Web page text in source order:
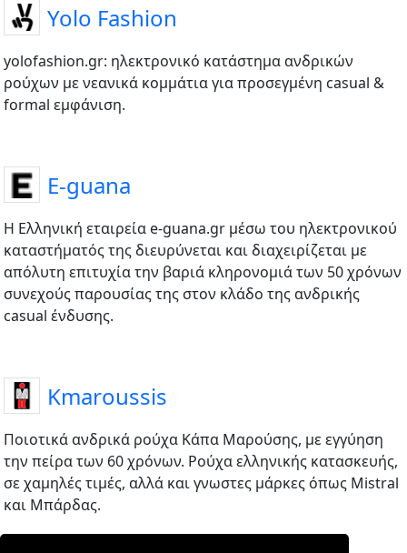
Yolo Fashion
yolofashion.gr: ηλεκτρονικό κατάστημα ανδρικών
ρούχων με νεανικά κομμάτια για προσεγμένη casual &
formal εμφάνιση.
E-guana
Η Ελληνική εταιρεία e-guana.gr μέσω του ηλεκτρονικού
καταστήματός της διευρύνεται και διαχειρίζεται με
απόλυτη επιτυχία την βαριά κληρονομιά των 50 χρόνων
συνεχούς παρουσίας της στον κλάδο της ανδρικής
casual ένδυσης.
Kmaroussis
Ποιοτικά ανδρικά ρούχα Κάπα Μαρούσης, με εγγύηση
την πείρα των 60 χρόνων. Ρούχα ελληνικής κατασκευής,
σε χαμηλές τιμές, αλλά και γνωστες μάρκες όπως Mistral
και Μπάρδας.